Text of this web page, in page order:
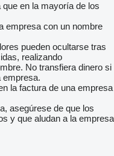
en la mayoría de los
empresa con un nombre
pueden ocultarse tras
realizando
No transfiera dinero si
empresa.
la factura de una empresa
asegúrese de que los
y que aludan a la empresa